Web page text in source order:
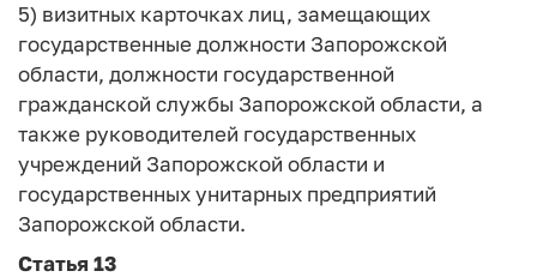
5) визитных карточках лиц, замещающих
государственные должности Запорожской
области, должности государственной
гражданской службы Запорожской области, а
также руководителей государственных
учреждений Запорожской области и
государственных унитарных предприятий
Запорожской области.
Статья 13